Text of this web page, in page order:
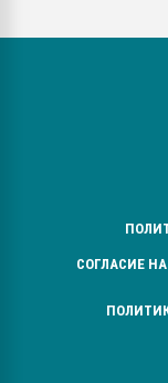
СОГЛАСИЕ